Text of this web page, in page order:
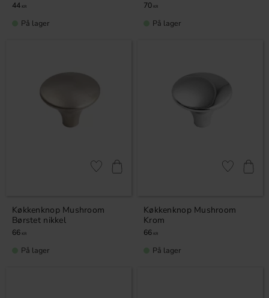
44 KR
På lager
70 KR
På lager
Køkkenknop Mushroom
Børstet nikkel
66 KR
Gem som favorit
På lager
Køkkenknop Mushroom
Krom
66 KR
Gem som
På lager